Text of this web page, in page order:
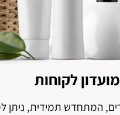
לקוחות
המתחדש תמידית, ניתן